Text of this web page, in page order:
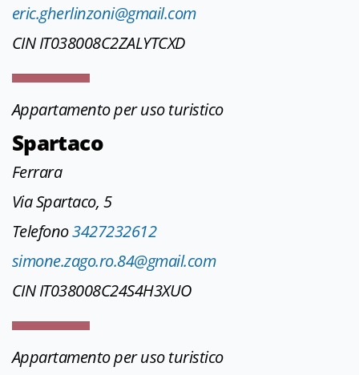
eric.gherlinzoni@gmail.com
CIN IT038008C2ZALYTCXD
Appartamento per uso turistico
Spartaco
Ferrara
Via Spartaco, 5
Telefono3427232612
simone.zago.ro.84@gmail.com
CIN IT038008C24S4H3XUO
Appartamento per uso turistico